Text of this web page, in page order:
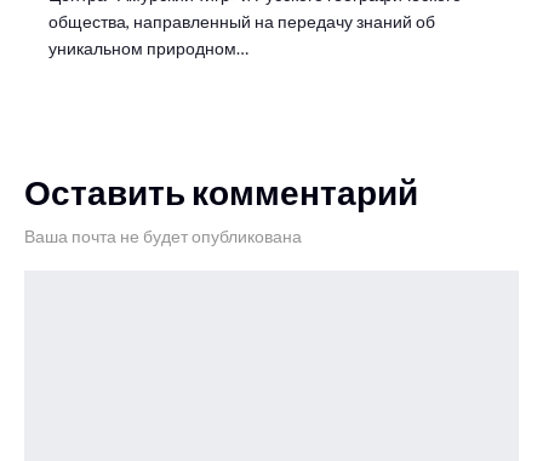
общества, направленный на передачу знаний об
уникальном природном…
Оставить комментарий
Ваша почта не будет опубликована